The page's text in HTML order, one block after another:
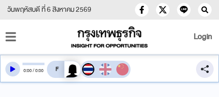
วันพฤหัสบดี ที่ 6 สิงหาคม 2569
Login
0:00/0:00 สลับเสียงอ่าน